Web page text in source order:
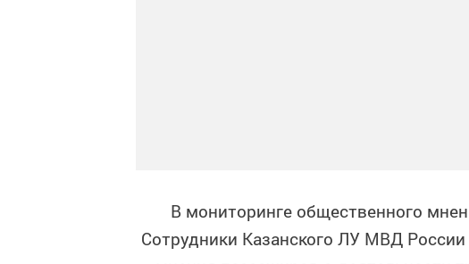
В мониторинге общественного
Сотрудники Казанского ЛУ МВД